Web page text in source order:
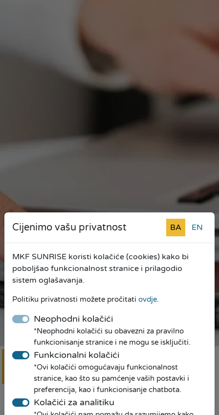
Mi pravimo prilike!
Cijenimo vašu privatnost BA EN
MKF SUNRISE koristi kolačiće (cookies) kako bi
poboljšao funkcionalnost stranice i prilagodio
sistem oglašavanja.
Politiku privatnosti možete pročitati ovdje.
Neophodni kolačići
*Neophodni kolačići su obavezni za pravilno
funkcionisanje stranice i ne mogu se isključiti.
Funkcionalni kolačići
*Ovi kolačići omogućavaju funkcionalnost
stranice, kao što su pamćenje vaših postavki i
preferencija, kao i funkcionisanje chatbota.
Kolačići za analitiku